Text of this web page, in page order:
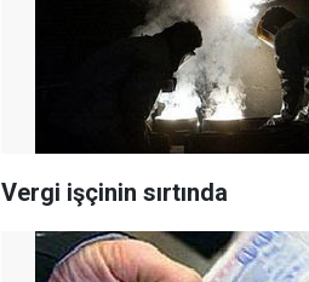
Vergi işçinin sırtında